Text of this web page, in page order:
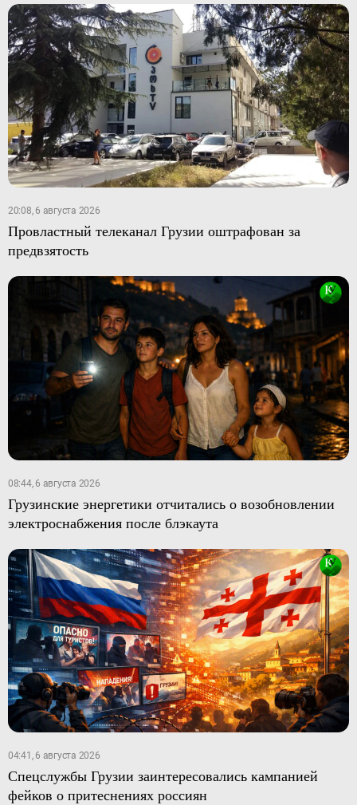
20:08, 6 августа 2026
Провластный телеканал Грузии оштрафован за
предвзятость
08:44, 6 августа 2026
Грузинские энергетики отчитались о возобновлении
электроснабжения после блэкаута
04:41, 6 августа 2026
Спецслужбы Грузии заинтересовались кампанией
фейков о притеснениях россиян